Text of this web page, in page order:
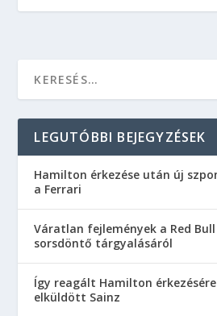
LEGUTÓBBI BEJEGYZÉSEK
Hamilton érkezése után új
a Ferrari
Váratlan fejlemények a Red
sorsdöntő tárgyalásáról
Így reagált Hamilton
elküldött Sainz